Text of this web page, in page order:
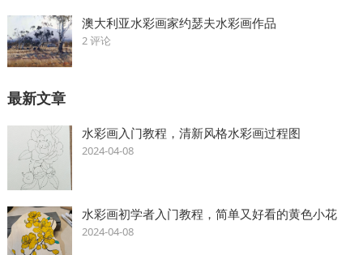
澳大利亚水彩画家约瑟夫水彩画作品
2 评论
最新文章
水彩画入门教程，清新风格水彩画过程图
2024-04-08
水彩画初学者入门教程，简单又好看的黄色小花
2024-04-08